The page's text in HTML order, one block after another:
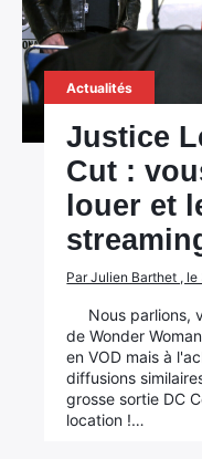
Actualités
Justice
Cut :
louer et
Par Julien Barthet , le
Nous parlions,
de Wonder
en VOD mais à
diffusions
grosse sortie DC
location !…